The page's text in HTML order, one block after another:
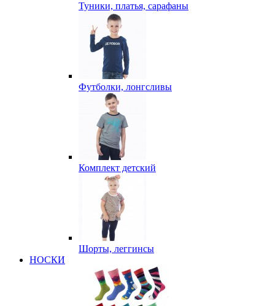
Туники, платья, сарафаны
Футболки, лонгсливы
Комплект детский
Шорты, леггинсы
НОСКИ